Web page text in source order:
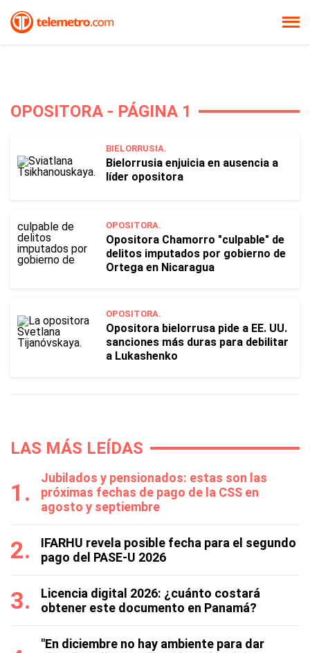
OPOSITORA - PÁGINA 1
BIELORRUSIA.
Bielorrusia enjuicia en ausencia a
líder opositora
OPOSITORA.
Opositora Chamorro "culpable" de
delitos imputados por gobierno de
Ortega en Nicaragua
OPOSITORA.
Opositora bielorrusa pide a EE. UU.
sanciones más duras para debilitar
a Lukashenko
LAS MÁS LEÍDAS
Jubilados y pensionados: estas son las
próximas fechas de pago de la CSS en
agosto y septiembre
IFARHU revela posible fecha para el segundo
pago del PASE-U 2026
Licencia digital 2026: ¿cuánto costará
obtener este documento en Panamá?
"En diciembre no hay ambiente para dar